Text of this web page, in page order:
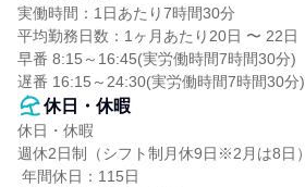
実働時間：1日あたり7時間30分
平均勤務日数：1ヶ月あたり20日 〜 22日
早番 8:15～16:45(実労働時間7時間30分)
遅番 16:15～24:30(実労働時間7時間30分)
休日・休暇
休日・休暇
週休2日制（シフト制月休9日※2月は8日）